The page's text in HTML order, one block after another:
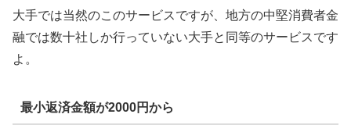
大手では当然のこのサービスですが、地方の中堅消費者金
融では数十社しか行っていない大手と同等のサービスです
よ。
最小返済金額が2000円から